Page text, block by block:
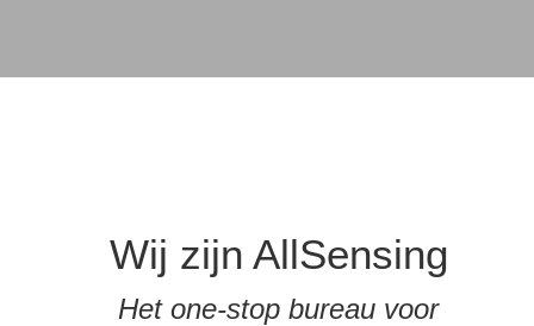
Wij zijn AllSensing
Het one-stop bureau voor